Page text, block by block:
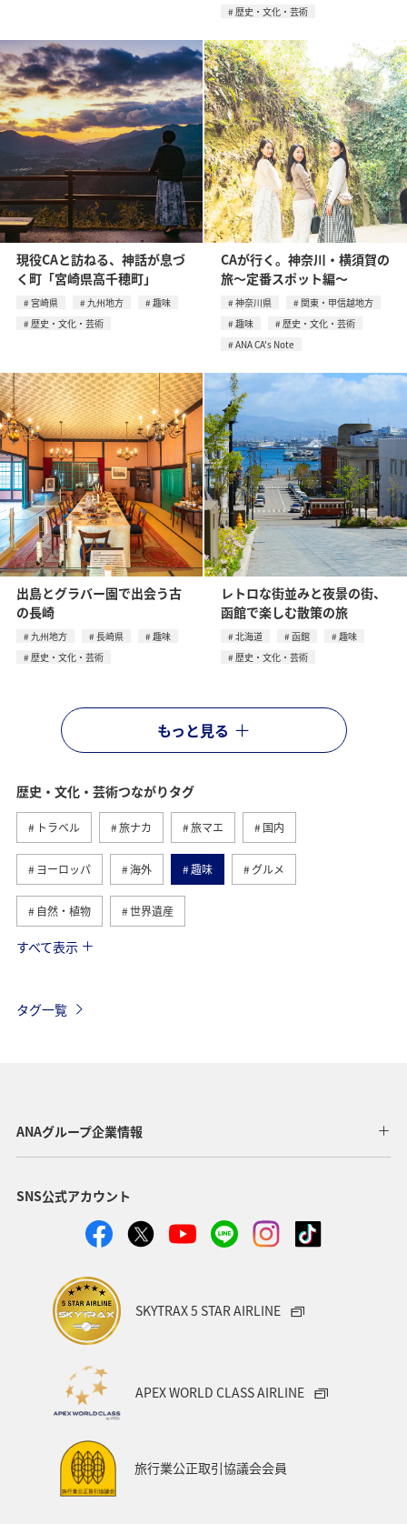
歴史・文化・芸術
現役CAと訪ねる、神話が息づ
く町「宮崎県高千穂町」
宮崎県 九州地方
趣味
歴史・文化・芸術
CAが行く。神奈川・横須賀の
旅〜定番スポット編〜
神奈川県
関東・甲信越地方
趣味
歴史・文化・芸術
ANA CA's Note
出島とグラバー園で出会う古
の長崎
九州地方 長崎県
趣味
歴史・文化・芸術
レトロな街並みと夜景の街、
函館で楽しむ散策の旅
北海道 函館
趣味
歴史・文化・芸術
もっと見る
歴史・文化・芸術つながりタグ
トラベル 旅ナカ 旅マエ 国内
ヨーロッパ 海外 趣味 グルメ
自然・植物 世界遺産
関東・甲信越地方
九州地方 ANAグルメマイル 温泉 愛媛県
ワーケーション
神奈川県 アメリカ 中国地方
ドイツ 釣り
ベルギー 群馬県
ワーケーション（家族）
鹿児島県 西表島
ANAショッピング A-style
イタリア
すべて表示
タグ一覧
ANAグループ企業情報
SNS公式アカウント
SKYTRAX 5 STAR AIRLINE
APEX WORLD CLASS AIRLINE
旅行業公正取引協議会会員